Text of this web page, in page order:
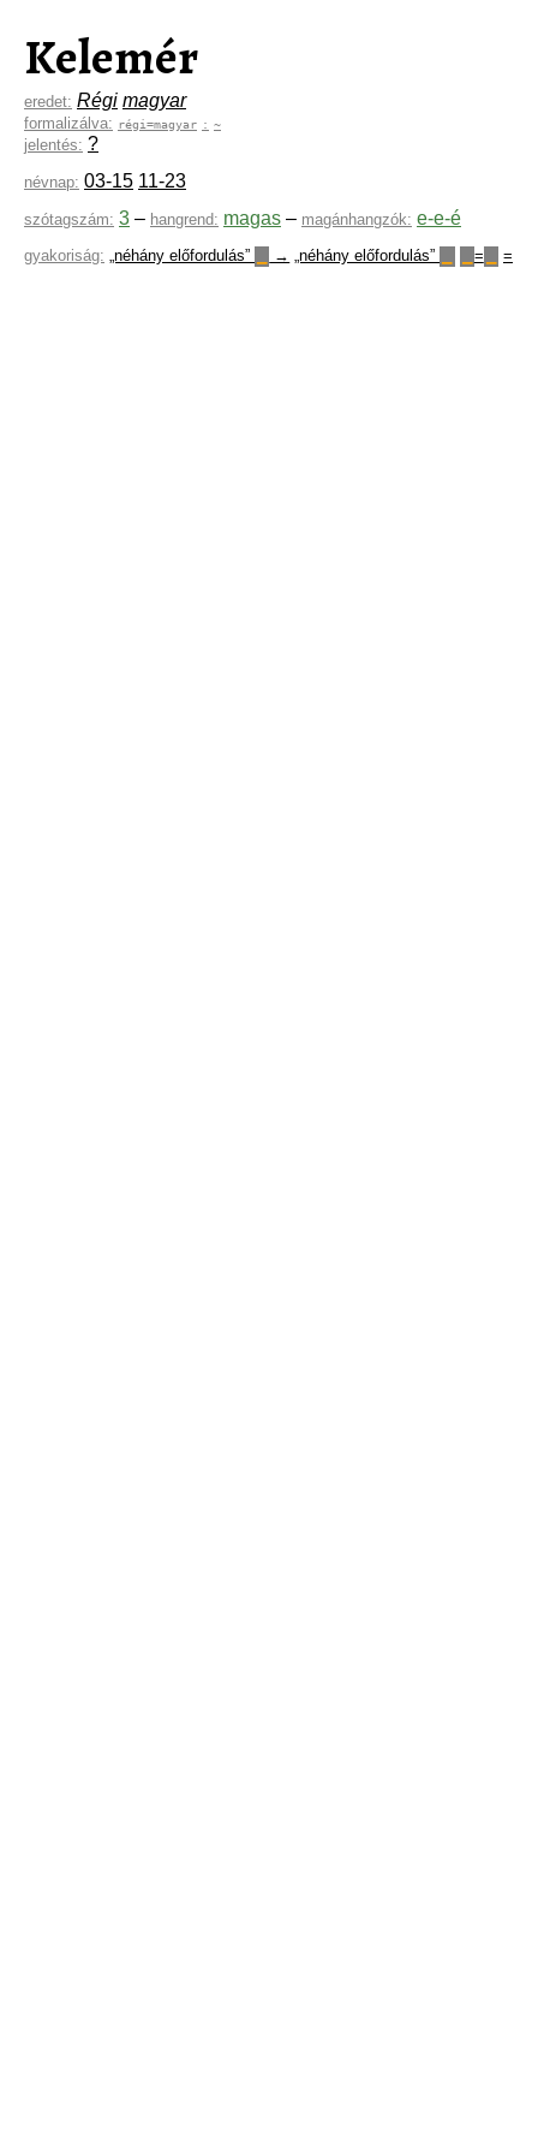
Kelemér
eredet: Régi magyar
formalizálva: régi=magyar : ~
jelentés: ?
névnap: 03-15 11-23
szótagszám: 3 – hangrend: magas – magánhangzók: e-e-é
gyakoriság: „néhány előfordulás” → „néhány előfordulás” = =